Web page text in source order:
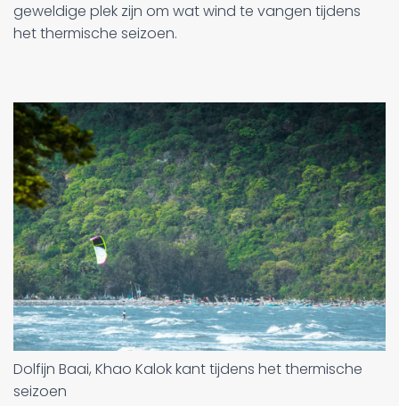
geweldige plek zijn om wat wind te vangen tijdens
het thermische seizoen.
Dolfijn Baai, Khao Kalok kant tijdens het thermische
seizoen